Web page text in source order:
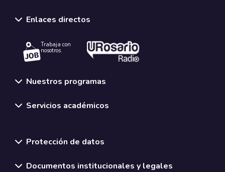
Enlaces directos
Trabaja con
nosotros.
Nuestros programas
Servicios académicos
Protección de datos
Documentos institucionales y legales